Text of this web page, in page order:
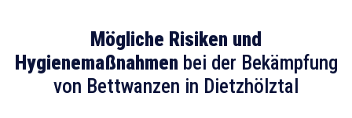
Mögliche Risiken und
Hygienemaßnahmen bei der Bekämpfung
von Bettwanzen in Dietzhölztal